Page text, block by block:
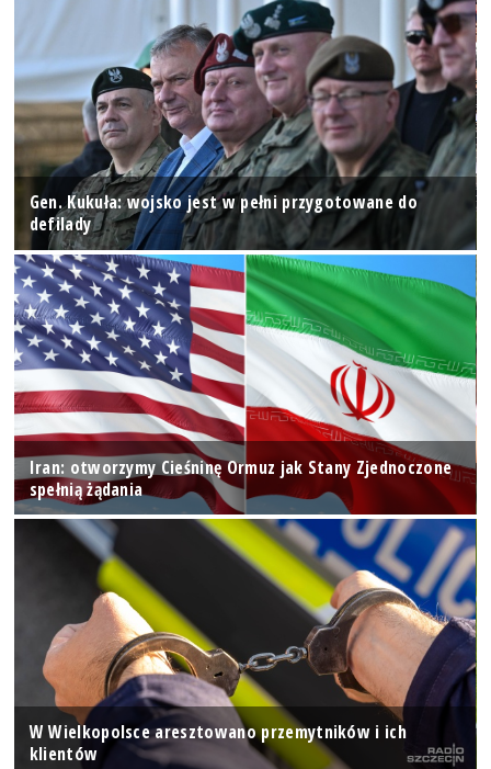
Gen. Kukuła: wojsko jest w pełni przygotowane do
defilady
Iran: otworzymy Cieśninę Ormuz jak Stany Zjednoczone
spełnią żądania
W Wielkopolsce aresztowano przemytników i ich
klientów